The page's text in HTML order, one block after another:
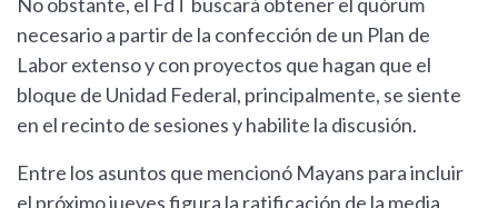
No obstante, el FdT buscará obtener el quórum
necesario a partir de la confección de un Plan de
Labor extenso y con proyectos que hagan que el
bloque de Unidad Federal, principalmente, se siente
en el recinto de sesiones y habilite la discusión.
Entre los asuntos que mencionó Mayans para incluir
el próximo jueves figura la ratificación de la media